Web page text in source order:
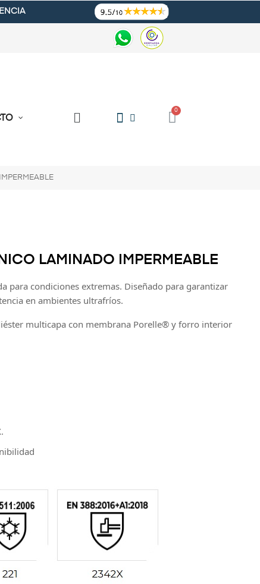
LAMINADO IMPERMEABLE
para condiciones extremas. Diseñado para garantizar
en ambientes ultrafríos.
multicapa con membrana Porelle® y forro interior